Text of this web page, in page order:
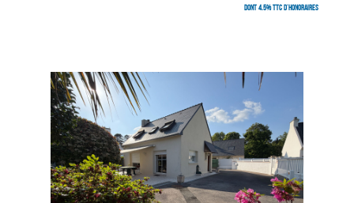
dont 4.5% TTC d'honoraires